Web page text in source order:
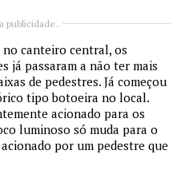
publicidade..
canteiro central, os
já passaram a não ter mais
de pedestres. Já começou
tipo botoeira no local.
acionado para os
luminoso só muda para o
por um pedestre que